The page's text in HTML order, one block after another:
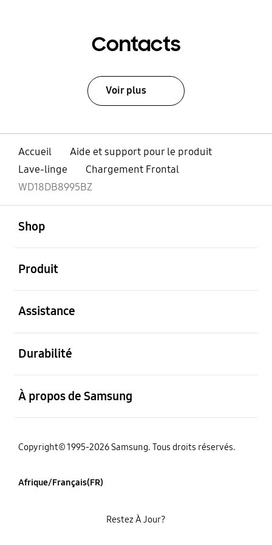
Contacts
Voir plus
Accueil
Aide et support pour le produit
Lave-linge
Chargement Frontal
WD18DB8995BZ
Shop
Produit
Assistance
Durabilité
À propos de Samsung
Copyright© 1995-2026 Samsung. Tous droits réservés.
Afrique/Français(FR)
Restez À Jour?